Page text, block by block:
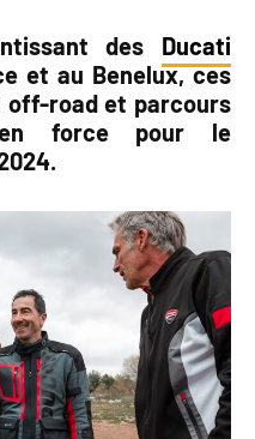
des Ducati
et au Benelux, ces
off-road et parcours
en force pour le